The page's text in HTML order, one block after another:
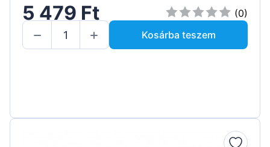
5 479 Ft
(0)
Kosárba teszem